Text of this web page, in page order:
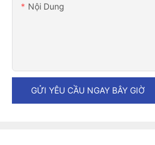
Nội Dung
GỬI YÊU CẦU NGAY BÂY GIỜ